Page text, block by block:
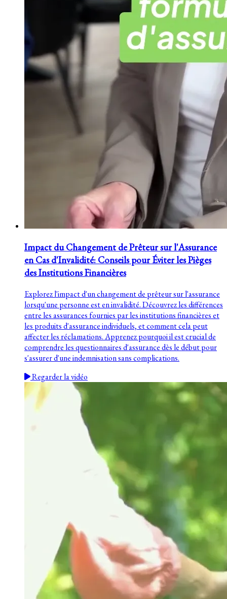
Impact du Changement de Prêteur sur l'Assurance
en Cas d'Invalidité: Conseils pour Éviter les Pièges
des Institutions Financières
Explorez l'impact d'un changement de prêteur sur l'assurance
lorsqu'une personne est en invalidité. Découvrez les différences
entre les assurances fournies par les institutions financières et
les produits d'assurance individuels, et comment cela peut
affecter les réclamations. Apprenez pourquoi il est crucial de
comprendre les questionnaires d'assurance dès le début pour
s'assurer d'une indemnisation sans complications.
Regarder la vidéo